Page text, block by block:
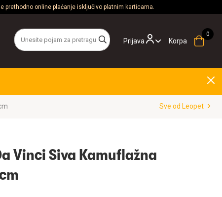
prethodno online plaćanje isključivo platnim karticama.
Prijava Korpa
Sve od Leopet
Vinci Siva Kamuflažna